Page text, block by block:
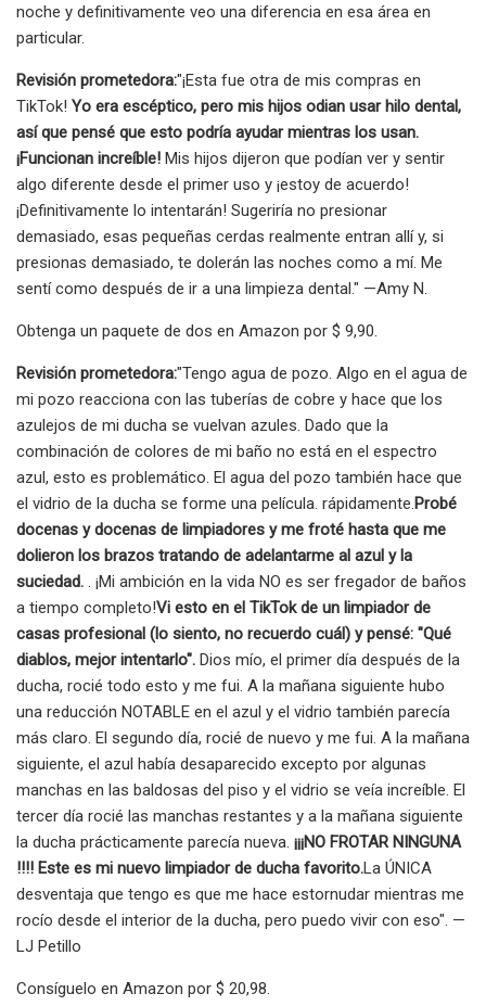
noche y definitivamente veo una diferencia en esa área en
particular.
Revisión prometedora:"¡Esta fue otra de mis compras en
TikTok! Yo era escéptico, pero mis hijos odian usar hilo dental,
así que pensé que esto podría ayudar mientras los usan.
¡Funcionan increíble! Mis hijos dijeron que podían ver y sentir
algo diferente desde el primer uso y ¡estoy de acuerdo!
¡Definitivamente lo intentarán! Sugeriría no presionar
demasiado, esas pequeñas cerdas realmente entran allí y, si
presionas demasiado, te dolerán las noches como a mí. Me
sentí como después de ir a una limpieza dental." —Amy N.
Obtenga un paquete de dos en Amazon por $ 9,90.
Revisión prometedora:"Tengo agua de pozo. Algo en el agua de
mi pozo reacciona con las tuberías de cobre y hace que los
azulejos de mi ducha se vuelvan azules. Dado que la
combinación de colores de mi baño no está en el espectro
azul, esto es problemático. El agua del pozo también hace que
el vidrio de la ducha se forme una película. rápidamente.Probé
docenas y docenas de limpiadores y me froté hasta que me
dolieron los brazos tratando de adelantarme al azul y la
suciedad. . ¡Mi ambición en la vida NO es ser fregador de baños
a tiempo completo!Vi esto en el TikTok de un limpiador de
casas profesional (lo siento, no recuerdo cuál) y pensé: "Qué
diablos, mejor intentarlo". Dios mío, el primer día después de la
ducha, rocié todo esto y me fui. A la mañana siguiente hubo
una reducción NOTABLE en el azul y el vidrio también parecía
más claro. El segundo día, rocié de nuevo y me fui. A la mañana
siguiente, el azul había desaparecido excepto por algunas
manchas en las baldosas del piso y el vidrio se veía increíble. El
tercer día rocié las manchas restantes y a la mañana siguiente
la ducha prácticamente parecía nueva. ¡¡¡NO FROTAR NINGUNA
!!!! Este es mi nuevo limpiador de ducha favorito.La ÚNICA
desventaja que tengo es que me hace estornudar mientras me
rocío desde el interior de la ducha, pero puedo vivir con eso". —
LJ Petillo
Consíguelo en Amazon por $ 20,98.